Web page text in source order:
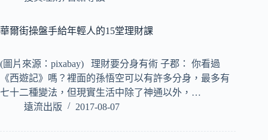
華爾街操盤手給年輕人的15堂理財課
(圖片來源：pixabay) 理財要分身有術 子郡： 你看過
《西遊記》嗎？裡面的孫悟空可以有許多分身，最多有
七十二種變法，但現實生活中除了神通以外，…
遠流出版
2017-08-07